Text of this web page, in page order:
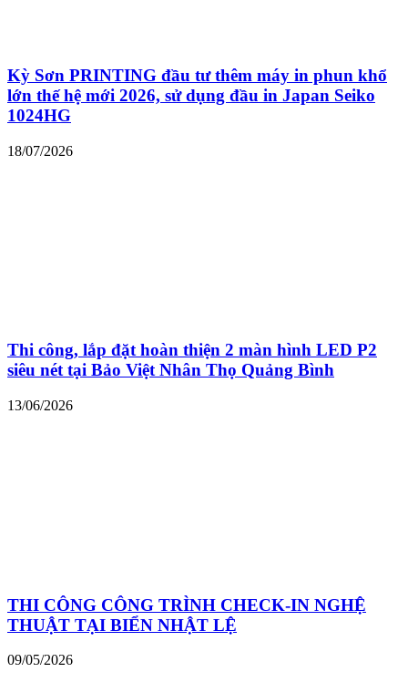
Kỳ Sơn PRINTING đầu tư thêm máy in phun khổ
lớn thế hệ mới 2026, sử dụng đầu in Japan Seiko
1024HG
18/07/2026
Thi công, lắp đặt hoàn thiện 2 màn hình LED P2
siêu nét tại Bảo Việt Nhân Thọ Quảng Bình
13/06/2026
THI CÔNG CÔNG TRÌNH CHECK-IN NGHỆ
THUẬT TẠI BIỂN NHẬT LỆ
09/05/2026